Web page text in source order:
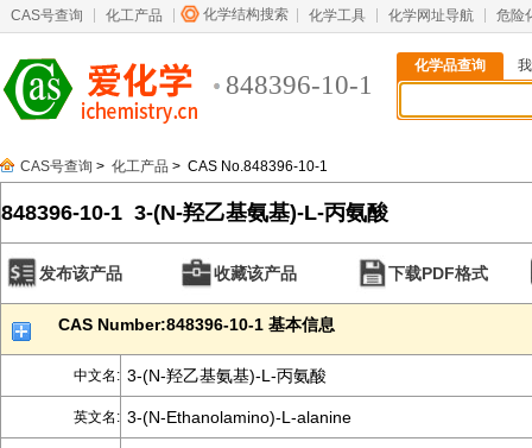
CAS号查询 化工产品 化学结构搜索 化学工具 化学网址导航 危险
848396-10-1
化学品查询
CAS号查询 > 化工产品 > CAS No.848396-10-1
848396-10-1 3-(N-羟乙基氨基)-L-丙氨酸
发布该产品 收藏该产品 下载PDF格式
CAS Number:848396-10-1 基本信息
中文名: 3-(N-羟乙基氨基)-L-丙氨酸
英文名: 3-(N-Ethanolamino)-L-alanine